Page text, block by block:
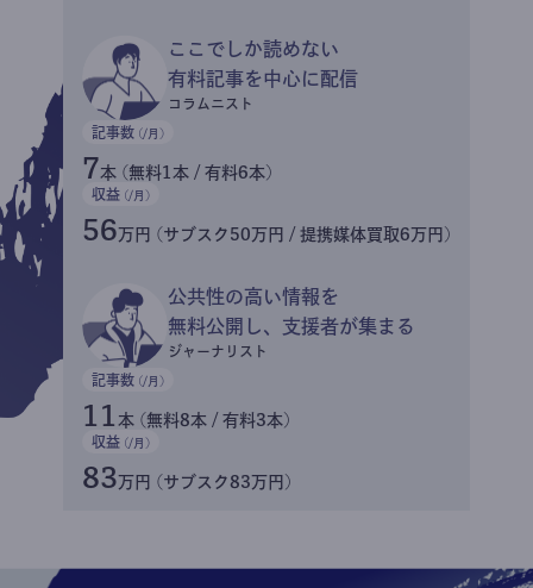
ここでしか読めない
有料記事を中心に配信
コラムニスト
記事数 (/月)
7本 (無料1本 / 有料6本)
収益 (/月)
56万円 (サブスク50万円 / 提携媒体買取6万円)
公共性の高い情報を
無料公開し、支援者が集まる
ジャーナリスト
記事数 (/月)
11 本 (無料8本 / 有料3本)
収益 (/月)
83万円 (サブスク83万円)